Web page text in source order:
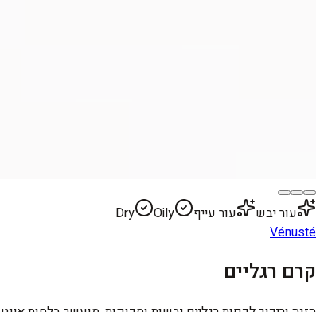
עור יבש עור עייף Dry
Oily
Vénusté
קרם רגליים